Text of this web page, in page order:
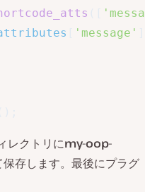
'message'
レクトリにmy-oop-
保存します。最後にプラグ